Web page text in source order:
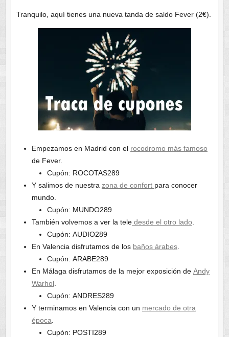
Tranquilo, aquí tienes una nueva tanda de saldo Fever (2€).
Empezamos en Madrid con el rocodromo más famoso
de Fever.
Cupón: ROCOTAS289
Y salimos de nuestra zona de confort para conocer
mundo.
Cupón: MUNDO289
También volvemos a ver la teledesde el otro lado
Cupón: AUDIO289
En Valencia disfrutamos de los baños árabes.
Cupón: ARABE289
En Málaga disfrutamos de la mejor exposición de Andy
Warhol.
Cupón: ANDRES289
Y terminamos en Valencia con un mercado de otra
época
Cupón: POSTI289